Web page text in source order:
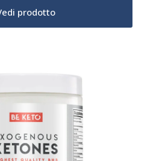
prodotto